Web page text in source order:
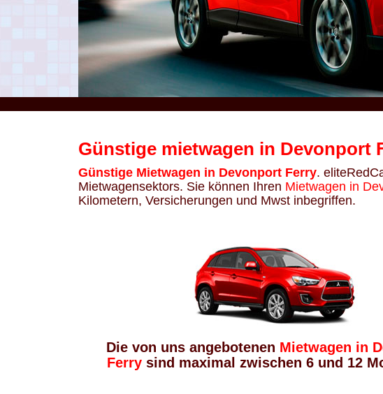
Günstige mietwagen in Devonport
Günstige Mietwagen in Devonport Ferry.
Mietwagensektors. Sie können Ihren Mietwagen in
Kilometern, Versicherungen und Mwst inbegriffen.
Die von uns angebotenen Mietwagen in
Ferry sind maximal zwischen 6 und 12